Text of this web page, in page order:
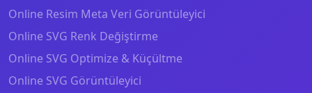
Online Resim Meta Veri Görüntüleyici
Online SVG Renk Değiştirme
Online SVG Optimize & Küçültme
Online SVG Görüntüleyici